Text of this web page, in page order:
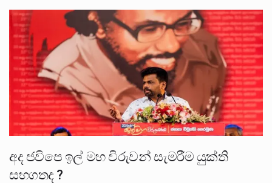
අද ජවිපෙ ඉල් මහ විරුවන් සැමරීම යුක්ති
සහගතද ?